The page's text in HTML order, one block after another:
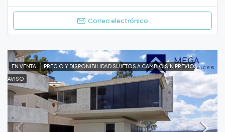
Correo electrónico
EN VENTA PRECIO Y DISPONIBILIDAD SUJETOS A CAMBIO SIN PREVIO
AVISO